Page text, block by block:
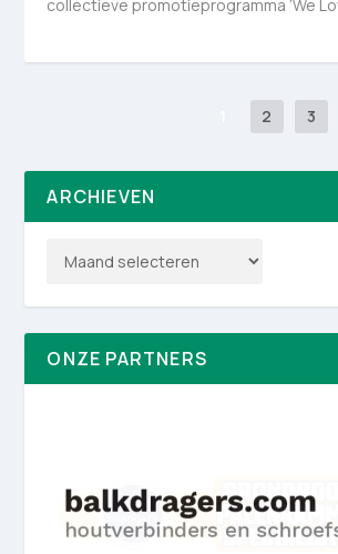
collectieve promotieprogramma ‘We
2 3
ARCHIEVEN
ONZE PARTNERS